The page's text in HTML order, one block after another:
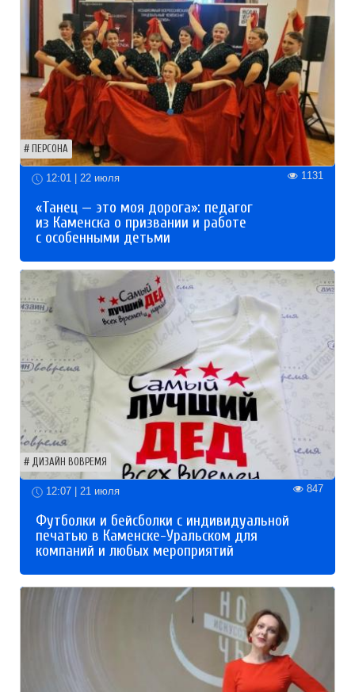
ПЕРСОНА
12:01 | 22 июля 1131
«Танец — это моя дорога»: педагог
из Каменска о призвании и работе
с особенными детьми
ДИЗАЙН ВОВРЕМЯ
12:07 | 21 июля 847
Футболки и бейсболки с индивидуальной
печатью в Каменске-Уральском для
компаний и любых мероприятий